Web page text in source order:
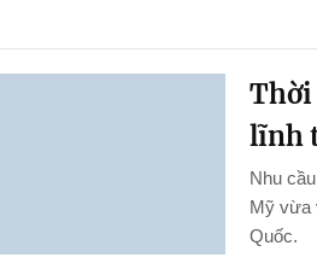
Thời
lĩnh
Nhu
Mỹ vừa
Quốc.